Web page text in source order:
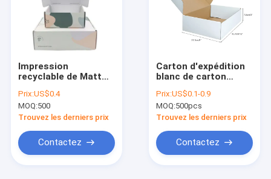
Au sujet de nous
Visite d'usine
Demandez une citation
Boîte-cadeau durs
Impression
recyclable de Matt
Corrugated Mailing
Box CMYK 4C
Prix:US$0.4
MOQ:500
Trouvez les derniers prix
Contactez
Carton d'expédition
blanc de carton
Matte Lamination
Prix:US$0.1-0.9
MOQ:500pcs
Trouvez les derniers prix
Contactez